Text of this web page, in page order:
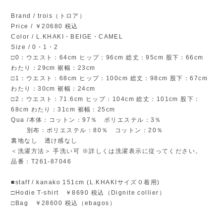
Brand / trois（トロア）
Price / ￥20680 税込
Color / L.KHAKI・BEIGE・CAMEL
Size / 0・1・2
□0：ウエスト：64cm ヒップ：96cm 総丈：95cm 股下：66cm
わたり：29cm 裾幅：23cm
□1：ウエスト：68cm ヒップ：100cm 総丈：98cm 股下：67cm
わたり：30cm 裾幅：24cm
□2：ウエスト：71.6cm ヒップ：104cm 総丈：101cm 股下：
68cm わたり：31cm 裾幅：25cm
Qua /本体：コットン：97％ ポリエステル：3％
別布：ポリエステル：80％ コットン：20％
裏地なし 透け感なし
＜洗濯方法＞ 手洗い可 ※詳しくは洗濯表示に従ってください。
品番：T261-87046
■staff / kanako 151cm (L.KHAKIサイズ０着用)
□Hodie T-shirt ￥8690 税込（Dignite collier）
□Bag ￥28600 税込（ebagos）